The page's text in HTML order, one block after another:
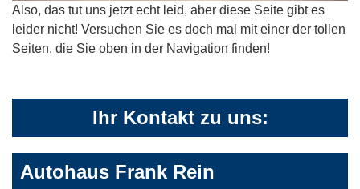
Also, das tut uns jetzt echt leid, aber diese Seite gibt es
leider nicht! Versuchen Sie es doch mal mit einer der tollen
Seiten, die Sie oben in der Navigation finden!
Ihr Kontakt zu uns:
Autohaus Frank Rein